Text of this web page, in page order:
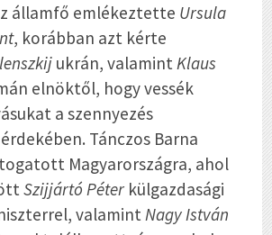
államfő emlékeztette Ursula
, korábban azt kérte
ukrán, valamintKlaus
elnöktől, hogy vessék
a szennyezés
Tánczos Barna
Magyarországra, ahol
Szijjártó Péterkülgazdasági
valamintNagy István